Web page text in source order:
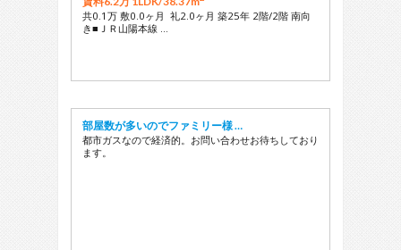
共0.1万 敷0.0ヶ月 礼2.0ヶ月 築25年 2階/2階 南向
き■ＪＲ山陽本線 …
部屋数が多いのでファミリー様 …
都市ガスなので経済的。お問い合わせお待ちしており
ます。